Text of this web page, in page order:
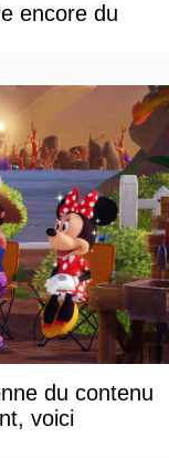
encore du
du contenu
voici